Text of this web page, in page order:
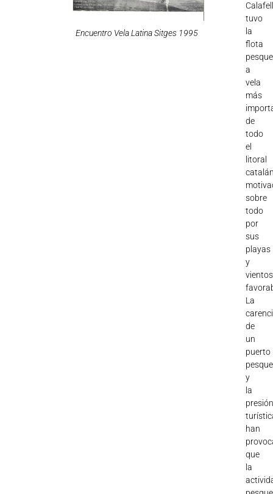
Encuentro Vela Latina Sitges 1995
tuvo
la
flota
a
vela
más
de
todo
el
litoral
sobre
todo
por
sus
playas
y
vientos
La
de
un
puerto
y
la
han
que
la